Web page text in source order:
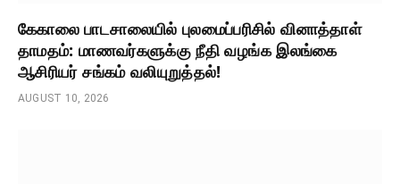
கேகாலை பாடசாலையில் புலமைப்பரிசில் வினாத்தாள்
தாமதம்: மாணவர்களுக்கு நீதி வழங்க இலங்கை
ஆசிரியர் சங்கம் வலியுறுத்தல்!
AUGUST 10, 2026